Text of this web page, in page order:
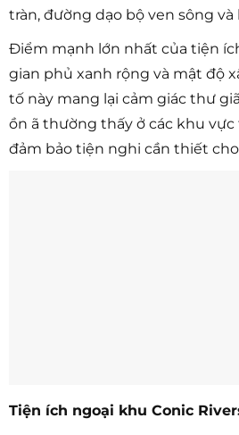
tràn, đường dạo bộ ven sông và
Điểm mạnh lớn nhất của tiện
gian phủ xanh rộng và mật độ
tố này mang lại cảm giác thư
ồn ã thường thấy ở các khu
đảm bảo tiện nghi cần thiết
Tiện ích ngoại khu Conic